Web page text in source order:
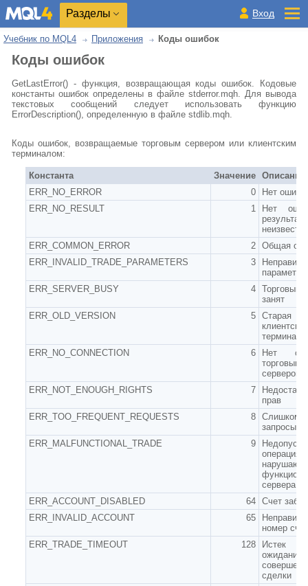
Разделы Вход
Учебник по MQL4 Приложения Коды ошибок
Коды ошибок
GetLastError() - функция, возвращающая коды ошибок. Кодовые
константы ошибок определены в файле stderror.mqh. Для вывода
текстовых сообщений следует использовать функцию
ErrorDescription(), определенную в файле stdlib.mqh.
Коды ошибок, возвращаемые торговым сервером или клиентским
терминалом:
Константа Значение Описание
ERR_NO_ERROR
0
Нет
ERR_NO_RESULT
1
Нет
результат
неизвестен
ERR_COMMON_ERROR
2 Общая
ERR_INVALID_TRADE_PARAMETERS
3
параметры
ERR_SERVER_BUSY
4 Торговый
занят
ERR_OLD_VERSION
5 Старая
терминала
ERR_NO_CONNECTION
6
Нет
торговым
сервером
ERR_NOT_ENOUGH_RIGHTS
7
прав
ERR_TOO_FREQUENT_REQUESTS
8 Слишком
запросы
ERR_MALFUNCTIONAL_TRADE
9
операция
сервера
ERR_ACCOUNT_DISABLED
64 Счет
ERR_INVALID_ACCOUNT
65
номер
ERR_TRADE_TIMEOUT
128
Истек
ожидания
сделки